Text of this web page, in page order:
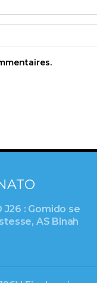
J26 : Gomido se
AS Binah